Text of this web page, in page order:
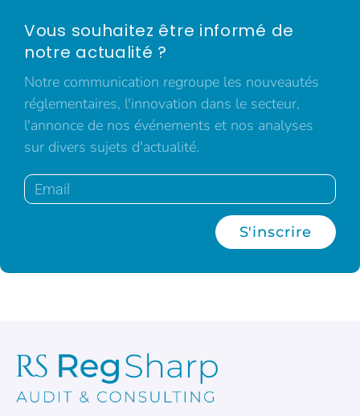
Vous souhaitez être informé de
notre actualité ?
Notre communication regroupe les nouveautés
réglementaires, l'innovation dans le secteur,
l'annonce de nos événements et nos analyses
sur divers sujets d'actualité.
S'inscrire